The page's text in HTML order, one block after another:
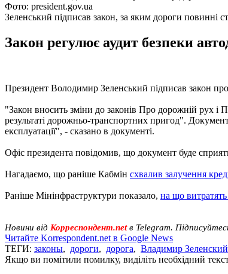
Фото: president.gov.ua
Зеленський підписав закон, за яким дороги повинні
Закон регулює аудит безпеки
Президент Володимир Зеленський підписав закон
"Закон вносить зміни до законів Про дорожній рух і
результаті дорожньо-транспортних пригод". Документ
експлуатації", - сказано в документі.
Офіс президента повідомив, що документ буде
Нагадаємо, що раніше Кабмін схвалив залучення
Раніше Мінінфраструктури показало, на що
Новини від Корреспондент.netв Telegram.
Читайте Korrespondent.net в Google News
ТЕГИ: законы, дороги, дорога, Владимир Зеленский
Якщо ви помітили помилку, виділіть необхідний